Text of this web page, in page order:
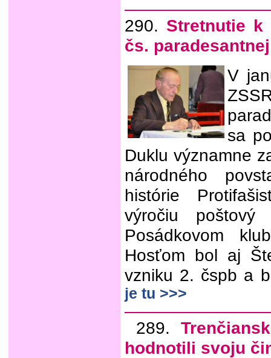
290. Stretnutie
čs.
V
sa
Duklu významne
národného
histórie
výročiu
Posádkovom
Hosťom bol aj
vzniku 2. čspb a
je tu >>>
289.
hodnotili svoju